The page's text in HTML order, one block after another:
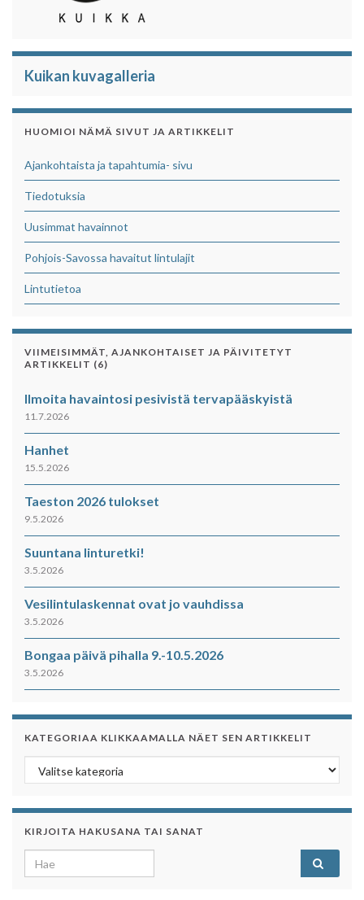
Kuikan kuvagalleria
HUOMIOI NÄMÄ SIVUT JA ARTIKKELIT
Ajankohtaista ja tapahtumia- sivu
Tiedotuksia
Uusimmat havainnot
Pohjois-Savossa havaitut lintulajit
Lintutietoa
VIIMEISIMMÄT, AJANKOHTAISET JA PÄIVITETYT
ARTIKKELIT (6)
Ilmoita havaintosi pesivistä tervapääskyistä
11.7.2026
Hanhet
15.5.2026
Taeston 2026 tulokset
9.5.2026
Suuntana linturetki!
3.5.2026
Vesilintulaskennat ovat jo vauhdissa
3.5.2026
Bongaa päivä pihalla 9.-10.5.2026
3.5.2026
KATEGORIAA KLIKKAAMALLA NÄET SEN ARTIKKELIT
Kategoriaa klikkaamalla näet sen artikkelit
KIRJOITA HAKUSANA TAI SANAT
Search for: